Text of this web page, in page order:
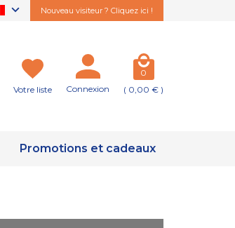
Nouveau visiteur ? Cliquez ici !
Votre liste Connexion
0
( 0,00 € )
Promotions et cadeaux